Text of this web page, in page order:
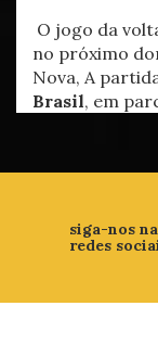
O jogo da
no próximo
Nova, A
Brasil, em
siga-nos
redes